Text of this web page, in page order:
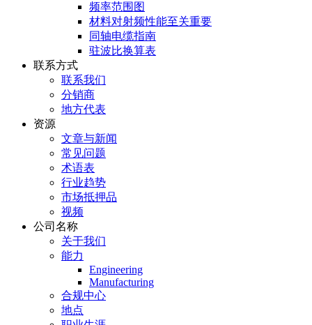
频率范围图
材料对射频性能至关重要
同轴电缆指南
驻波比换算表
联系方式
联系我们
分销商
地方代表
资源
文章与新闻
常见问题
术语表
行业趋势
市场抵押品
视频
公司名称
关于我们
能力
Engineering
Manufacturing
合规中心
地点